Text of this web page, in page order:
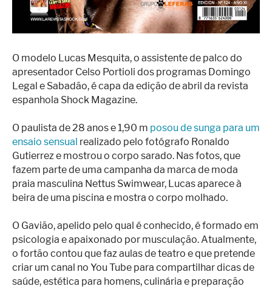
Praia
O modelo Lucas Mesquita, o assistente de palco do
apresentador Celso Portioli dos programas Domingo
Legal e Sabadão, é capa da edição de abril da revista
espanhola Shock Magazine.
O paulista de 28 anos e 1,90 m posou de sunga para um
ensaio sensual realizado pelo fotógrafo Ronaldo
Gutierrez e mostrou o corpo sarado. Nas fotos, que
fazem parte de uma campanha da marca de moda
praia masculina Nettus Swimwear, Lucas aparece à
beira de uma piscina e mostra o corpo molhado.
O Gavião, apelido pelo qual é conhecido, é formado em
psicologia e apaixonado por musculação. Atualmente,
o fortão contou que faz aulas de teatro e que pretende
criar um canal no You Tube para compartilhar dicas de
saúde, estética para homens, culinária e preparação